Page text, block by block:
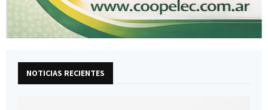
NOTICIAS RECIENTES